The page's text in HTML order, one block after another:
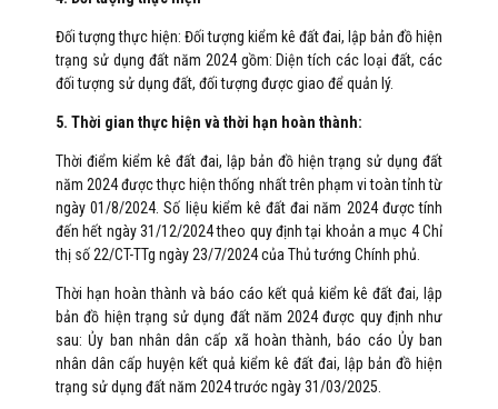
Đối tượng thực hiện: Đối tượng kiểm kê đất đai, lập bản đồ hiện
trạng sử dụng đất năm 2024 gồm: Diện tích các loại đất, các
đối tượng sử dụng đất, đối tượng được giao để quản lý.
5. Thời gian thực hiện và thời hạn hoàn thành:
Thời điểm kiểm kê đất đai, lập bản đồ hiện trạng sử dụng đất
năm 2024 được thực hiện thống nhất trên phạm vi toàn tỉnh từ
ngày 01/8/2024. Số liệu kiểm kê đất đai năm 2024 được tính
đến hết ngày 31/12/2024 theo quy định tại khoản a mục 4 Chỉ
thị số 22/CT-TTg ngày 23/7/2024 của Thủ tướng Chính phủ.
Thời hạn hoàn thành và báo cáo kết quả kiểm kê đất đai, lập
bản đồ hiện trạng sử dụng đất năm 2024 được quy định như
sau: Ủy ban nhân dân cấp xã hoàn thành, báo cáo Ủy ban
nhân dân cấp huyện kết quả kiểm kê đất đai, lập bản đồ hiện
trạng sử dụng đất năm 2024 trước ngày 31/03/2025.